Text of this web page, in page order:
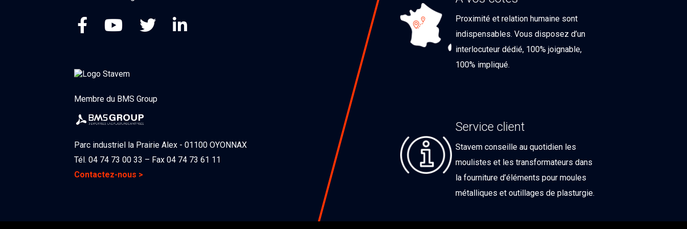
Membre du BMS Group
Parc industriel la Prairie Alex - 01100 OYONNAX
Tél. 04 74 73 00 33 – Fax 04 74 73 61 11
Contactez-nous >
Proximité et relation humaine sont
indispensables. Vous disposez d’un
interlocuteur dédié, 100% joignable,
100% impliqué.
Service client
Stavem conseille au quotidien les
moulistes et les transformateurs dans
la fourniture d’éléments pour moules
métalliques et outillages de plasturgie.